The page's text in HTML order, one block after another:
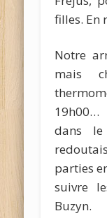
filles. En
Notre
mais
19h00…
dans
parties
suivre
Buzyn.